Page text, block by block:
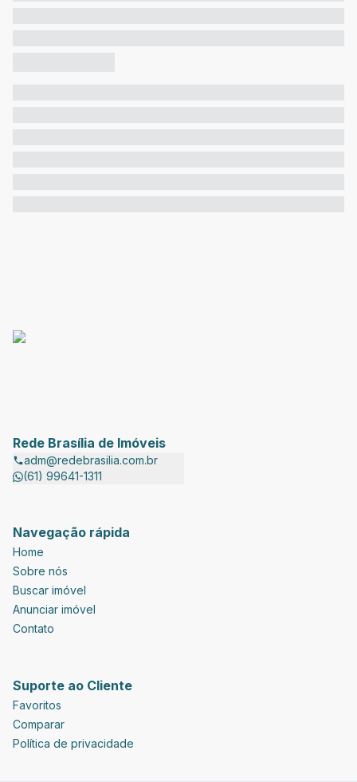
Rede Brasília de Imóveis
adm@redebrasilia.com.br
(61) 99641-1311
Navegação rápida
Home
Sobre nós
Buscar imóvel
Anunciar imóvel
Contato
Suporte ao Cliente
Favoritos
Comparar
Política de privacidade